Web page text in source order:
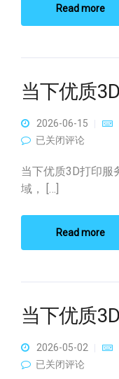
Read more
当下优质
2026-06-15
当下优质3D打印服
已关闭评论
当下优质3D打印服
域， […]
Read more
当下优质
2026-05-02
当下优质3D打印服
已关闭评论